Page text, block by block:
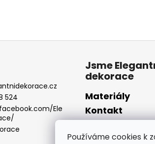
Používáme cookies k
524
Ele
Jsme
dekorace
Materiály
Kontakt
Hodnocení